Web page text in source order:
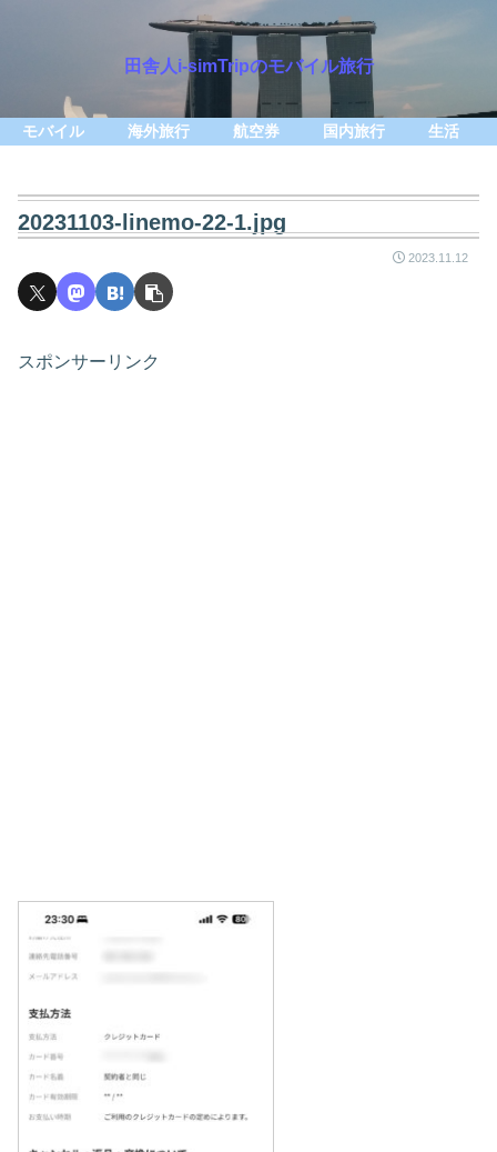
田舎人i-simTripのモバイル旅行
モバイル 海外旅行 航空券 国内旅行 生活
20231103-linemo-22-1.jpg
2023.11.12
スポンサーリンク